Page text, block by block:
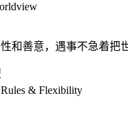
和善意，遇事不急着把
Rules & Flexibility